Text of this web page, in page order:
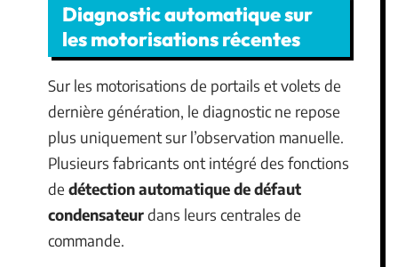
Diagnostic automatique sur
les motorisations récentes
Sur les motorisations de portails et volets de
dernière génération, le diagnostic ne repose
plus uniquement sur l’observation manuelle.
Plusieurs fabricants ont intégré des fonctions
de détection automatique de défaut
condensateurdans leurs centrales de
commande.